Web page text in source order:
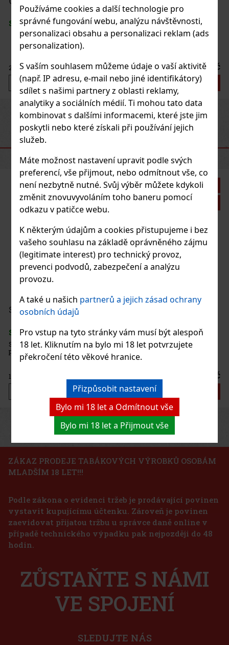
Používáme cookies a další technologie pro
správné fungování webu, analýzu návštěvnosti,
personalizaci obsahu a personalizaci reklam (ads
personalization).
S vaším souhlasem můžeme údaje o vaší aktivitě
(např. IP adresu, e-mail nebo jiné identifikátory)
sdílet s našimi partnery z oblasti reklamy,
analytiky a sociálních médií. Ti mohou tato data
kombinovat s dalšími informacemi, které jste jim
poskytli nebo které získali při používání jejich
služeb.
Máte možnost nastavení upravit podle svých
preferencí, vše přijmout, nebo odmítnout vše, co
není nezbytně nutné. Svůj výběr můžete kdykoli
změnit znovuvyvoláním toho baneru pomocí
odkazu v patičce webu.
K některým údajům a cookies přistupujeme i bez
vašeho souhlasu na základě oprávněného zájmu
(legitimate interest) pro technický provoz,
prevenci podvodů, zabezpečení a analýzu
provozu.
A také u našich partnerů a jejich zásad ochrany
osobních údajů
Pro vstup na tyto stránky vám musí být alespoň
18 let. Kliknutím na bylo mi 18 let potvrzujete
překročení této věkové hranice.
Přizpůsobit nastavení
Bylo mi 18 let a Odmítnout vše
Bylo mi 18 let a Přijmout vše
SKLADEM (2 ks)
227Kč bez DPH 275 Kč
Do košíku
Vuse Pro One Pod 1000 Kit Bl.Mild Tobacco 18mg
SKLADEM (> 5 ks)
207 250 Kč
Vuse Pro One Pod 1000 Kit Aqua Pepper. 18mg
SKLADEM(> 5 ks)
207Kč bez DPH
PreviousNext
DOPORUČENÉ PRODUKTY
Sleva: 21%
Serbetli Toastet Berri 50g
SKLADEM(3 ks)
Serbetli Toastet Berri 50g - turecký světlý tabák do vodní dýmky s
příchutí kořeněného mixu malin a ostružin.
132 160 Kč
Akce
Joya de Nicaragua Cinco de Cinco Sampler - 4 ks
SKLADEM(2 ks)
Previous Next
ZÁKAZ PRODEJE TABÁKOVÝCH VÝROBKŮ OSOBÁM
MLADŠÍM 18 LET!!!
Podle zákona o evidenci tržeb je prodávající povinen
vystavit kupujícímu účtenku. Zároveň je povinen
zaevidovat přijatou tržbu u správce daně online v
případě technického výpadku pak nejpozději do 48
hodin.
ZŮSTAŇTE S NÁMI
VE SPOJENÍ
SLEDUJTE NÁS